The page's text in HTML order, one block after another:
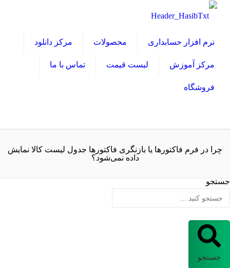
نرم افزار حسابداری محصولات مرکز دانلود
مرکز آموزش لیست قیمت تماس با ما
فروشگاه
چرا در فرم فاکتورها یا بازنگری فاکتورها جدول لیست کالا نمایش
داده نمی‌شود؟
جستجو
جستجو